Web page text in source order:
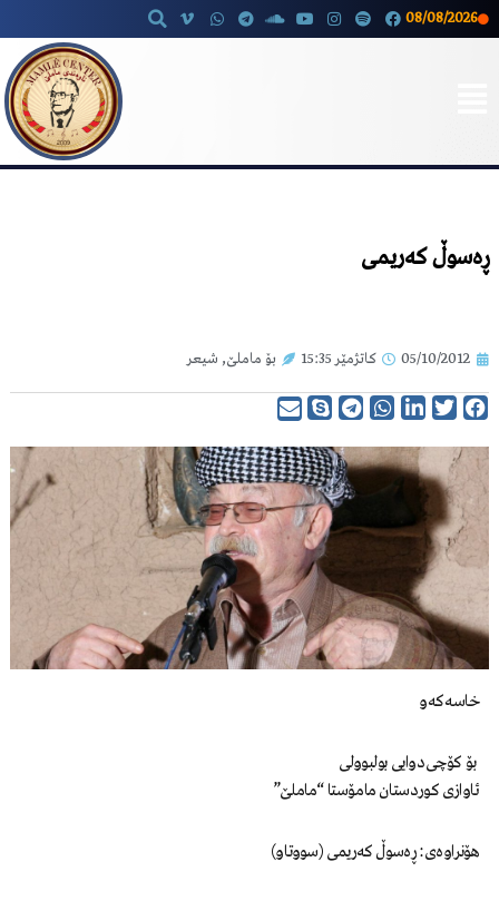
08/08/2026
ڕەسوڵ کەریمی
05/10/2012 کاتژمێر 15:35 بۆ ماملێ, شیعر
خاسەکەو
بۆ کۆچی‌دوایی بولبوولی‌
ئاوازی ‌کوردستان ‌مامۆستا “ماملێ”
هۆنراوەی: ڕەسوڵ کەریمی‌ (سووتاو)